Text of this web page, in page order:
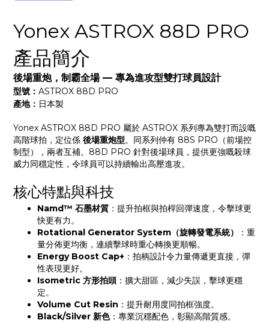
Yonex ASTROX 88D PRO
產品簡介
後場重炮，制霸全場 — 專為進攻型雙打球員設計
型號： ASTROX 88D PRO
產地： 日本製
Yonex ASTROX 88D PRO 屬於 ASTROX 系列專為雙打而設嘅
高階球拍，定位係 後場重炮型。同系列仲有 88S PRO（前場控
制型），兩者互補。88D PRO 針對後場球員，提供更強嘅殺球
威力同穩定性，令球員可以持續輸出高壓進攻。
核心特點與科技
Namd™ 石墨材質 ：提升拍框與拍桿回彈速度，令擊球更
快更有力。
Rotational Generator System（旋轉發電系統）
：重
量分佈更均衡，連續擊球時重心轉換更順暢。
Energy Boost Cap+ ：拍柄設計令力量傳遞更直接，彈
性表現更好。
Isometric 方形拍頭 ：擴大甜區，減少失誤，擊球更穩
定。
Volume Cut Resin ：提升耐用度同拍框強度。
Black/Silver 新色：專業沉穩配色，彰顯高階質感。